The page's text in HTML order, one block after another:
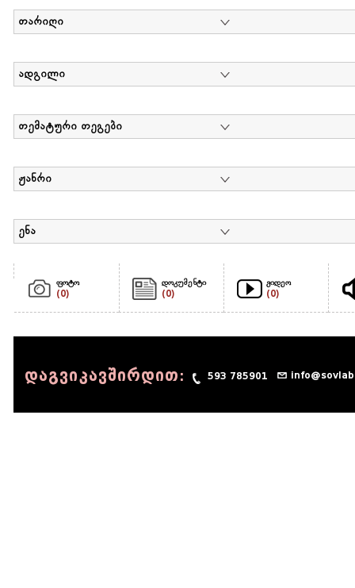
თარიღი
ადგილი
თემატური თეგები
ჟანრი
ენა
ფოტო
(0)
დოკუმენტი
(0)
ვიდეო
(0)
დაგვიკავშირდით: 593 785901